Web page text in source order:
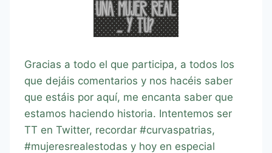
Gracias a todo el que participa, a todos los
que dejáis comentarios y nos hacéis saber
que estáis por aquí, me encanta saber que
estamos haciendo historia. Intentemos ser
TT en Twitter, recordar #curvaspatrias,
#mujeresrealestodas y hoy en especial